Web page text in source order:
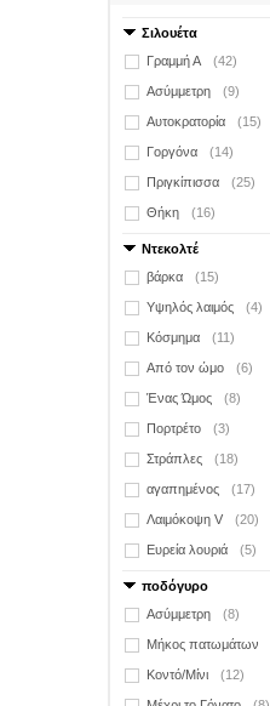
Σιλουέτα
Γραμμή Α
(42)
Ασύμμετρη (9)
Αυτοκρατορία (15)
Γοργόνα (14)
Πριγκίπισσα (25)
Θήκη (16)
Ντεκολτέ
βάρκα
(15)
Υψηλός λαιμός (4)
Κόσμημα (11)
Από τον ώμο (6)
Ένας Ώμος (8)
Πορτρέτο (3)
Στράπλες (18)
αγαπημένος (17)
Λαιμόκοψη V (20)
Ευρεία λουριά (5)
ποδόγυρο
Ασύμμετρη
(8)
Μήκος πατωμάτων
Κοντό/Μίνι (12)